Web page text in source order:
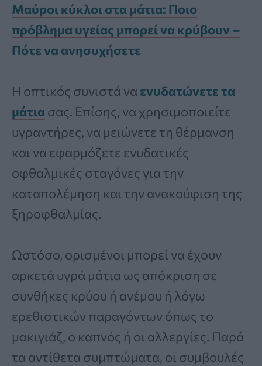
Μαύροι κύκλοι στα μάτια: Ποιο
πρόβλημα υγείας μπορεί να κρύβουν –
Πότε να ανησυχήσετε
Η οπτικός συνιστά να ενυδατώνετε τα
μάτια σας. Επίσης, να χρησιμοποιείτε
υγραντήρες, να μειώνετε τη θέρμανση
και να εφαρμόζετε ενυδατικές
οφθαλμικές σταγόνες για την
καταπολέμηση και την ανακούφιση της
ξηροφθαλμίας.
Ωστόσο, ορισμένοι μπορεί να έχουν
αρκετά υγρά μάτια ως απόκριση σε
συνθήκες κρύου ή ανέμου ή λόγω
ερεθιστικών παραγόντων όπως το
μακιγιάζ, ο καπνός ή οι αλλεργίες. Παρά
τα αντίθετα συμπτώματα, οι συμβουλές